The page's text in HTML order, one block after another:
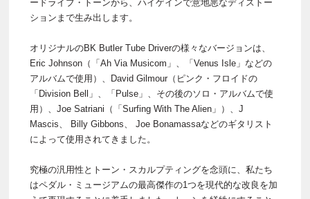
ードライブ・トーンから、ハイゲインで意地悪なディストー
ションまで生み出します。
オリジナルのBK Butler Tube Driverの様々なバージョンは、
Eric Johnson（「Ah Via Musicom」、「Venus Isle」などの
アルバムで使用）、David Gilmour（ピンク・フロイドの
「Division Bell」、「Pulse」、その後のソロ・アルバムで使
用）、Joe Satriani（「Surfing With The Alien」）、J
Mascis、 Billy Gibbons、 Joe Bonamassaなどのギタリスト
によって使用されてきました。
究極の汎用性とトーン・スカルプティングを念頭に、私たち
はペダル・ミュージアムの最高傑作の1つを現代的な改良を加